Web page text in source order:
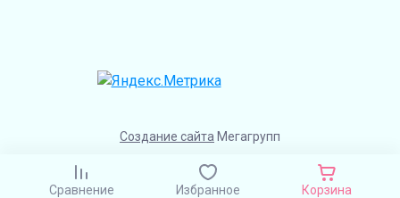
Сравнение Избранное Корзина
Создание сайта Мегагрупп